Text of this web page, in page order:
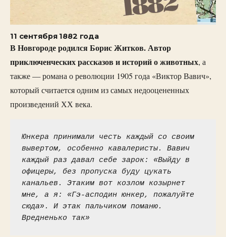
11 сентября 1882 года
В Новгороде родился Борис Житков. Автор
приключенческих рассказов и историй о животных, а
также — романа о революции 1905 года «Виктор Вавич»,
который считается одним из самых недооцененных
произведений ХХ века.
Юнкера принимали честь каждый со своим
вывертом, особенно кавалеристы. Вавич
каждый раз давал себе зарок: «Выйду в
офицеры, без пропуска буду цукать
канальев. Этаким вот козлом козырнет
мне, а я: «Гэ-асподин юнкер, пожалуйте
сюда». И этак пальчиком поманю.
Вредненько так»